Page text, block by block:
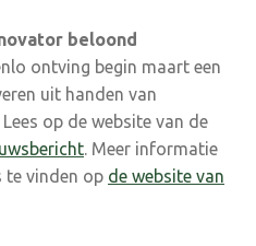
beloond
ontving begin maart een
uit handen van
op de website van de
. Meer informatie
te vinden op de website van